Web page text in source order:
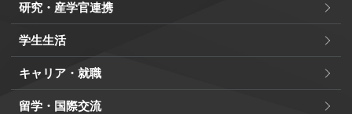
研究・産学官連携
学生生活
キャリア・就職
留学・国際交流